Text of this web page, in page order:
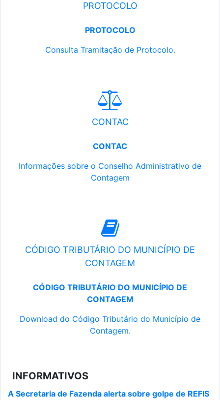
PROTOCOLO
PROTOCOLO
Consulta Tramitação de Protocolo.
CONTAC
CONTAC
Informações sobre o Conselho Administrativo de
Contagem
CÓDIGO TRIBUTÁRIO DO MUNICÍPIO DE
CONTAGEM
CÓDIGO TRIBUTÁRIO DO MUNICÍPIO DE
CONTAGEM
Download do Código Tributário do Município de
Contagem.
INFORMATIVOS
A Secretaria de Fazenda alerta sobre golpe de REFIS